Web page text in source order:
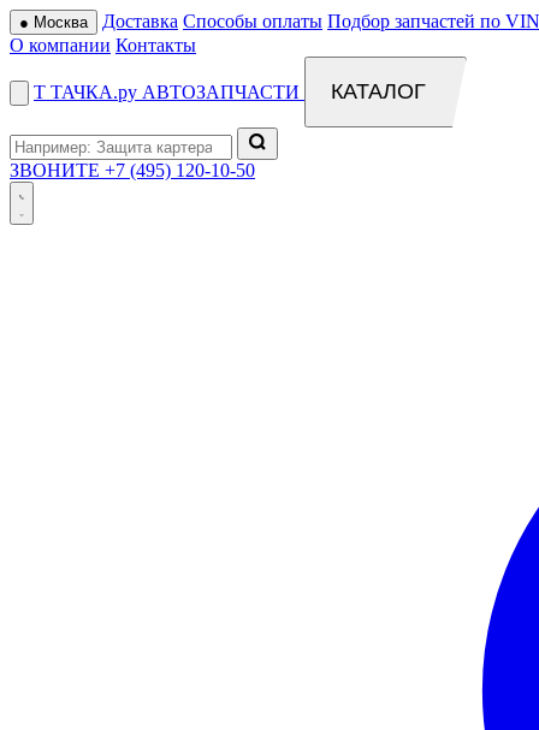
● Москва Доставка Способы оплаты Подбор запчастей по
О компании Контакты
Т ТАЧКА.ру АВТОЗАПЧАСТИ КАТАЛОГ
ЗВОНИТЕ +7 (495) 120-10-50